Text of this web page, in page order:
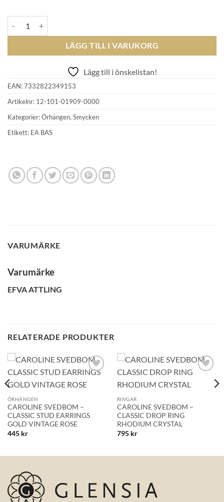
LÄGG TILL I VARUKORG
Lägg till i önskelistan!
EAN:7332822349153
Artikelnr: 12-101-01909-0000
Kategorier:Örhängen,Smycken
Etikett: EA BAS
VARUMÄRKE
Varumärke
EFVA ATTLING
RELATERADE PRODUKTER
önskelistan!
ÖRHÄNGEN
CAROLINE SVEDBOM –
CLASSIC STUD EARRINGS
GOLD VINTAGE ROSE
445 kr
önskelistan!
RINGAR
CAROLINE SVEDBOM –
CLASSIC DROP RING
RHODIUM CRYSTAL
795 kr
GLENSIA KUNDKLUBB
Bli medlem idag och få 10% rabatt på ditt första köp
BLI MEDLEM